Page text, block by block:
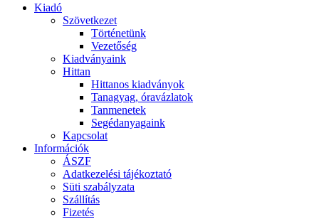
Kiadó
Szövetkezet
Történetünk
Vezetőség
Kiadványaink
Hittan
Hittanos kiadványok
Tanagyag, óravázlatok
Tanmenetek
Segédanyagaink
Kapcsolat
Információk
ÁSZF
Adatkezelési tájékoztató
Süti szabályzata
Szállítás
Fizetés